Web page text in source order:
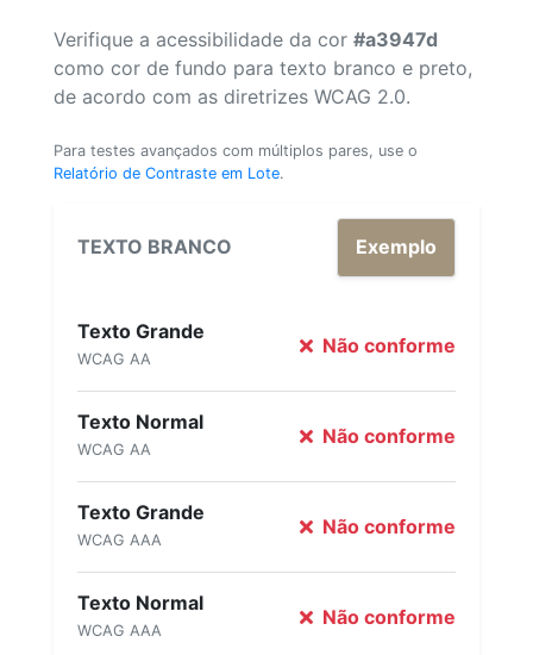
Verifique a acessibilidade da cor #a3947d
como cor de fundo para texto branco e preto,
de acordo com as diretrizes WCAG 2.0.
Para testes avançados com múltiplos pares, use o
Relatório de Contraste em Lote.
TEXTO BRANCO Exemplo
Texto Grande
WCAG AA
Não conforme
Texto Normal
WCAG AA
Não conforme
Texto Grande
WCAG AAA
Não conforme
Texto Normal
WCAG AAA
Não conforme